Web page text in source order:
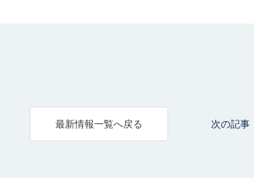
最新情報一覧へ戻る 次の記事